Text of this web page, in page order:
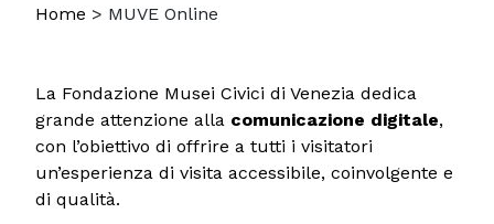
Home > MUVE Online
La Fondazione Musei Civici di Venezia dedica
grande attenzione alla comunicazione digitale,
con l’obiettivo di offrire a tutti i visitatori
un’esperienza di visita accessibile, coinvolgente e
di qualità.